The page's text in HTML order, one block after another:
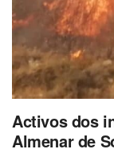
Activos dos
Almenar de